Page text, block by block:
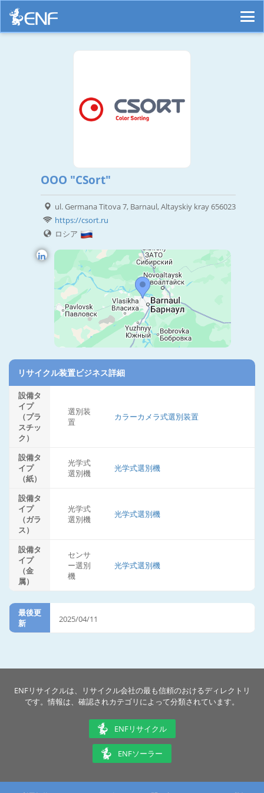
OOO "CSort"
ul. Germana Titova 7, Barnaul, Altayskiy kray 656023
https://csort.ru
ロシア
リサイクル装置ビジネス詳細
設備タ
イプ
（プラ
スチッ
ク）
選別装
置
カラーカメラ式選別装置
設備タ
イプ
（紙）
光学式
選別機
光学式選別機
設備タ
イプ
（ガラ
ス）
光学式
選別機
光学式選別機
設備タ
イプ
（金
属）
センサ
ー選別
機
光学式選別機
最後更
新
2025/04/11
ENFリサイクルは、リサイクル会社の最も信頼のおけるディレクトリ
です。情報は、確認されカテゴリによって分類されています。
ENFリサイクル
ENFソーラー